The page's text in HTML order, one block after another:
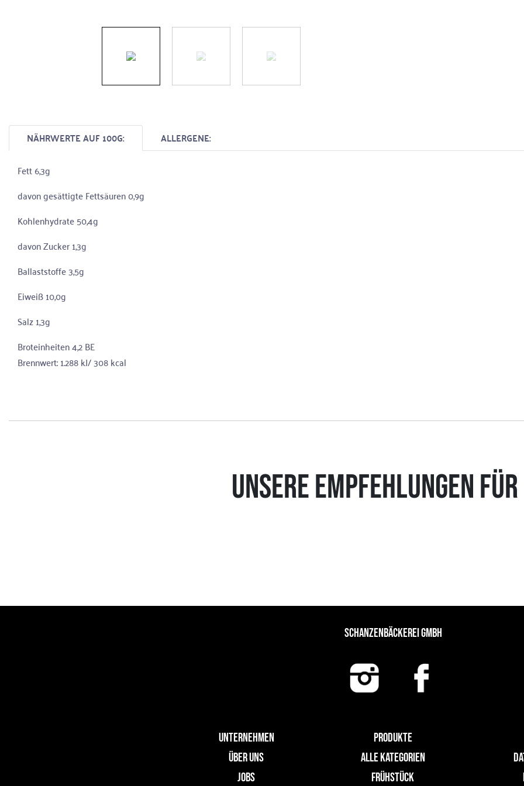
NÄHRWERTE AUF 100G: ALLERGENE:
Fett 6,3g
davon gesättigte Fettsäuren 0,9g
Kohlenhydrate 50,4g
davon Zucker 1,3g
Ballaststoffe 3,5g
Eiweiß 10,0g
Salz 1,3g
Broteinheiten 4,2 BE
Brennwert: 1.288 kJ/ 308 kcal
UNSERE EMPFEHLUNGEN
SCHANZENBÄCKEREI GMBH
UNTERNEHMEN
ÜBER UNS
JOBS
PRODUKTE
ALLE KATEGORIEN
FRÜHSTÜCK